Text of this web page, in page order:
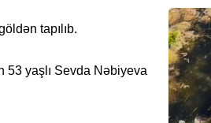
tapılıb.
53 yaşlı Sevda Nəbiyeva
GÜNDƏM
etdiyi
DOSYE